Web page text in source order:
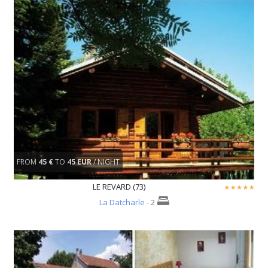
FROM 45 €TO 45 EUR/ NIGHT
LE REVARD (73)
La Datcharle - 2